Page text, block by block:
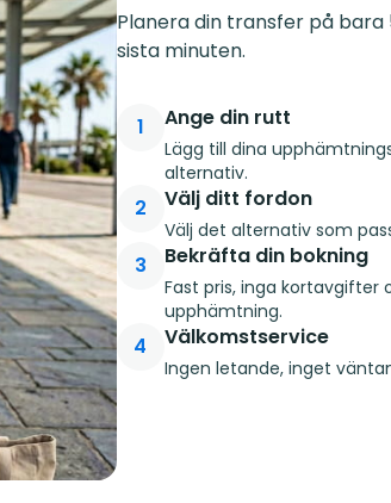
Planera din transfer på bara
sista minuten.
1 Ange din rutt
Lägg till dina
alternativ.
2 Välj ditt fordon
Välj det alternativ som
3 Bekräfta din bokning
Fast pris, inga
upphämtning.
4 Välkomstservice
Ingen letande, inget